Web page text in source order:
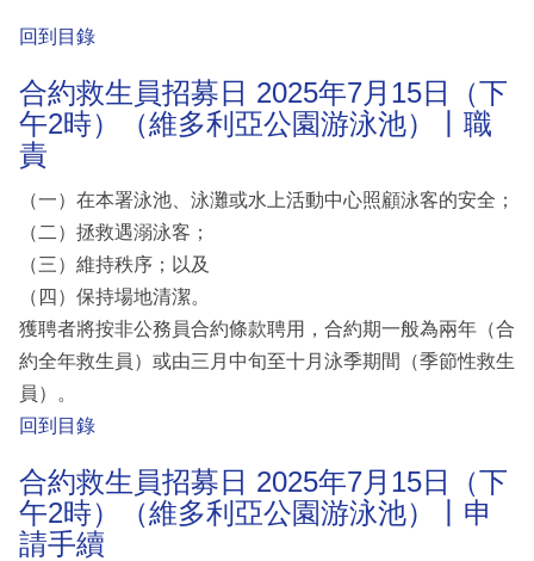
回到目錄
合約救生員招募日 2025年7月15日（下
午2時）（維多利亞公園游泳池）丨職
責
（一）在本署泳池、泳灘或水上活動中心照顧泳客的安全；
（二）拯救遇溺泳客；
（三）維持秩序；以及
（四）保持場地清潔。
獲聘者將按非公務員合約條款聘用，合約期一般為兩年（合
約全年救生員）或由三月中旬至十月泳季期間（季節性救生
員）。
回到目錄
合約救生員招募日 2025年7月15日（下
午2時）（維多利亞公園游泳池）丨申
請手續